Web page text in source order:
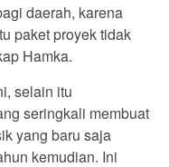
daerah, karena
paket proyek tidak
Hamka.
selain itu
seringkali membuat
yang baru saja
kemudian. Ini